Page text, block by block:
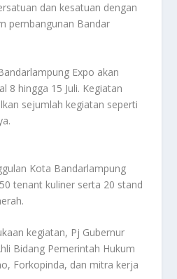
dan kesatuan dengan
pembangunan Bandar
Expo akan
8 hingga 15 Juli. Kegiatan
sejumlah kegiatan seperti
Kota Bandarlampung
tenant kuliner serta 20 stand
kegiatan, Pj Gubernur
Bidang Pemerintah Hukum
Forkopinda, dan mitra kerja